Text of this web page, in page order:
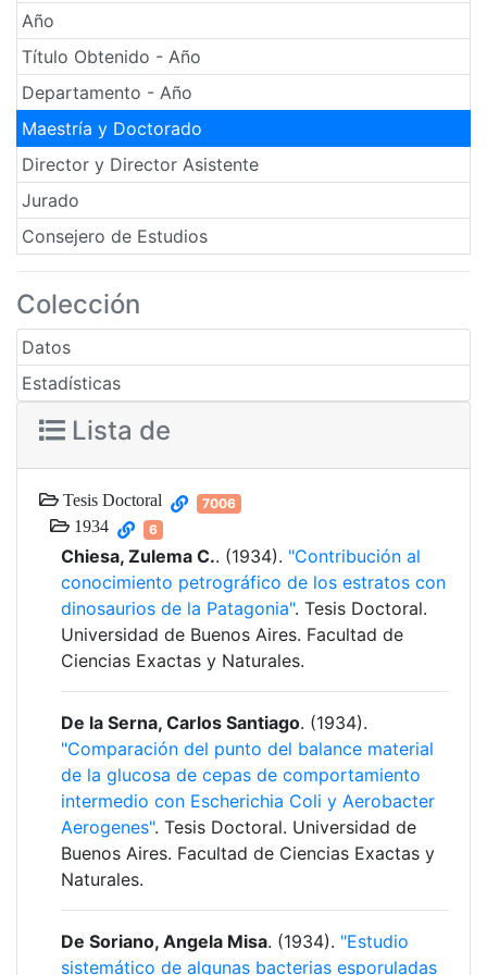
Año
Título Obtenido - Año
Departamento - Año
Maestría y Doctorado
Director y Director Asistente
Jurado
Consejero de Estudios
Colección
Datos
Estadísticas
Lista de
Tesis Doctoral 7006
1934 6
Chiesa, Zulema C.. (1934). "Contribución al
conocimiento petrográfico de los estratos con
dinosaurios de la Patagonia". Tesis Doctoral.
Universidad de Buenos Aires. Facultad de
Ciencias Exactas y Naturales.
De la Serna, Carlos Santiago. (1934).
"Comparación del punto del balance material
de la glucosa de cepas de comportamiento
intermedio con Escherichia Coli y Aerobacter
Aerogenes". Tesis Doctoral. Universidad de
Buenos Aires. Facultad de Ciencias Exactas y
Naturales.
De Soriano, Angela Misa. (1934). "Estudio
sistemático de algunas bacterias esporuladas